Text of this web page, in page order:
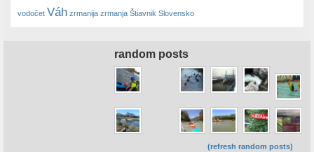
vodočet Váh zrmanija zrmanja Štiavnik Slovensko
random posts
(refresh random posts)